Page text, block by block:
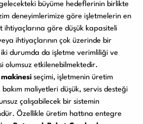
büyüme hedeflerinin birlikte
deneyimlerimize göre işletmelerin en
ihtiyaçlarına göre düşük kapasiteli
ihtiyaçlarının çok üzerinde bir
iki durumda da işletme verimliliği ve
olumsuz etkilenebilmektedir.
seçimi, işletmenin üretim
bakım maliyetleri düşük, servis desteği
çalışabilecek bir sistemin
Özellikle üretim hattına entegre